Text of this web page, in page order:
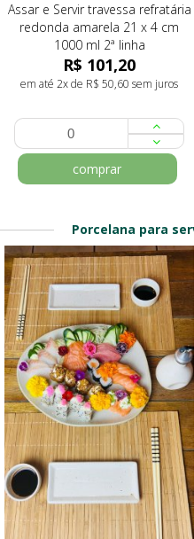
Assar e Servir travessa refratária
redonda amarela 21 x 4 cm
1000 ml 2ª linha
R$ 101,20
em até 2x de R$ 50,60 sem juros
comprar
Porcelana para
REF: 4623
Sapporo Travessa Retangular c/
div. p/ Shoyu Branca 19,5x9,5
R$ 28,80
em até 1x de R$ 28,80 sem juros